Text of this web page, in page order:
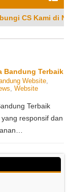
Hp/Wa:
Bandung Terbaik
Website,
, Website
Terbaik
responsif dan